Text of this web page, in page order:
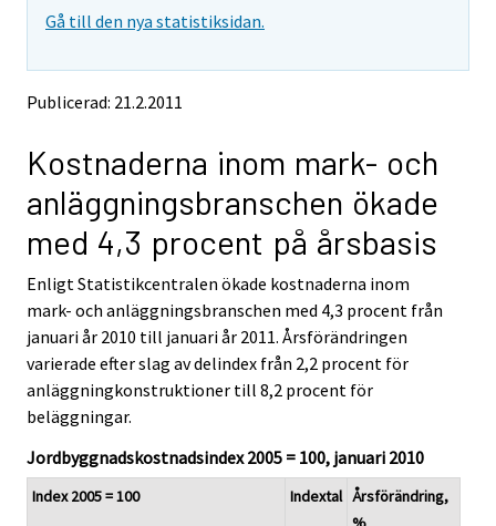
Gå till den nya statistiksidan.
Publicerad: 21.2.2011
Kostnaderna inom mark- och
anläggningsbranschen ökade
med 4,3 procent på årsbasis
Enligt Statistikcentralen ökade kostnaderna inom
mark- och anläggningsbranschen med 4,3 procent från
januari år 2010 till januari år 2011. Årsförändringen
varierade efter slag av delindex från 2,2 procent för
anläggningkonstruktioner till 8,2 procent för
beläggningar.
Jordbyggnadskostnadsindex 2005 = 100, januari 2010
Index 2005 = 100 Indextal Årsförändring,